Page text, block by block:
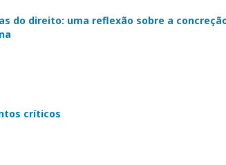
do direito: uma reflexão sobre a
críticos